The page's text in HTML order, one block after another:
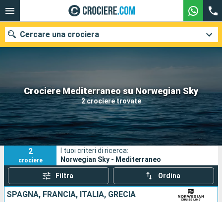
Crociere Mediterraneo su Norwegian Sky
2 crociere trovate
Cercare una crociera
Le nostre destinazioni
Mesi di partenza
Porti Compagnie
Ricerca
2
crociere
I tuoi criteri di ricerca:
Norwegian Sky - Mediterraneo
Filtra Ordina
SPAGNA, FRANCIA, ITALIA, GRECIA